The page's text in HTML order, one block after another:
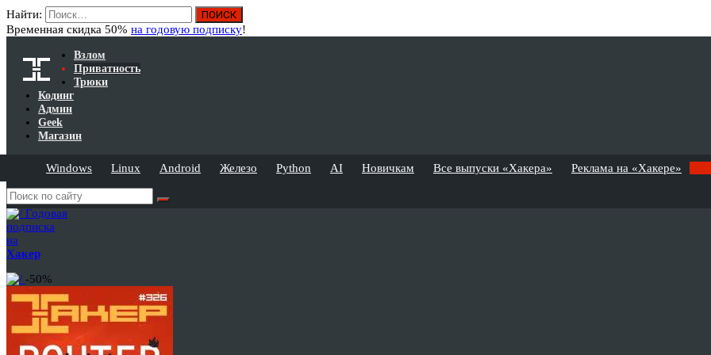
Найти:
Временная скидка 50% на годовую подписку!
Взлом
Приватность
Трюки
Кодинг
Админ
Geek
Магазин
Windows Linux Android Железо Python AI Новичкам Все выпуски «Хакера» Реклама на «Хакере»
Годовая
подписка
на
Хакер
-50%